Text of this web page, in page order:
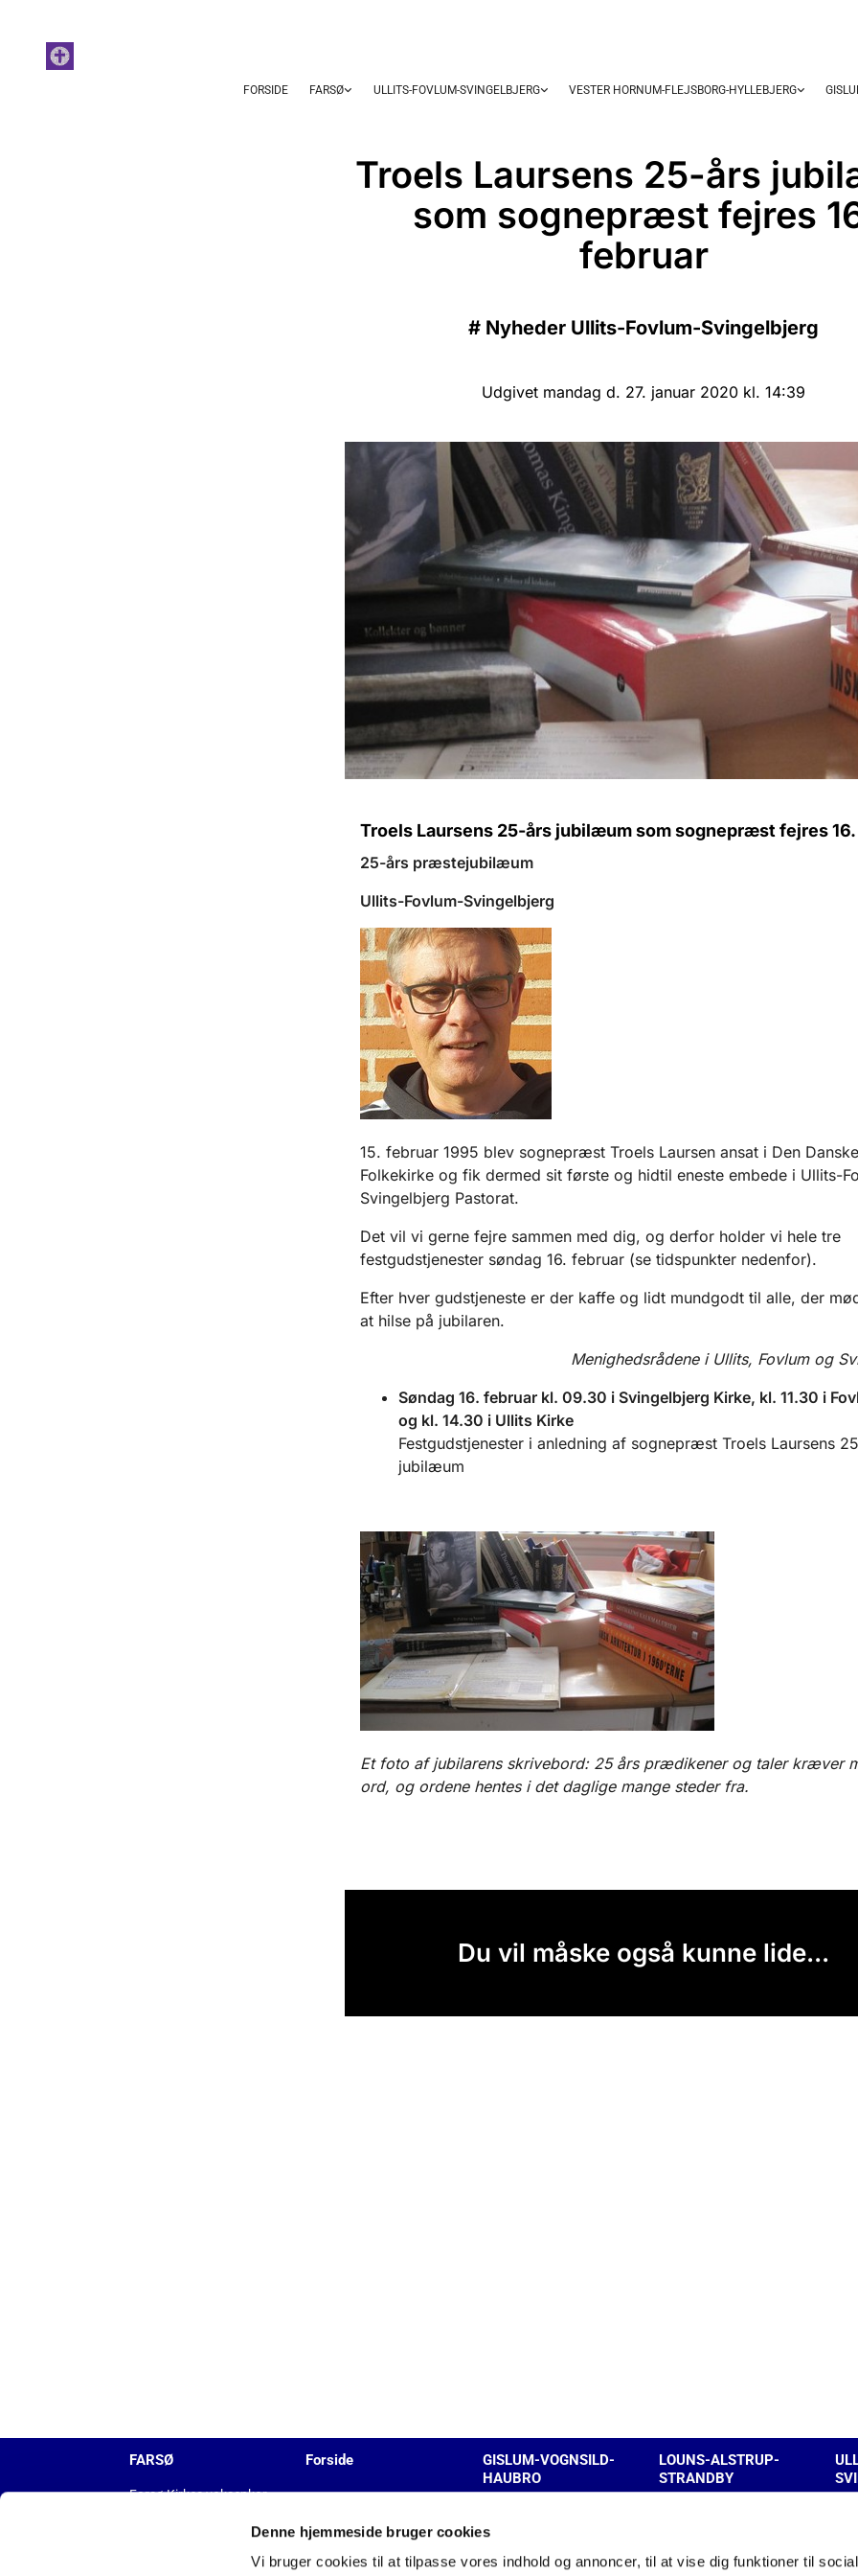
Denne hjemmeside bruger cookies
Vi bruger cookies til at tilpasse vores indhold og annoncer, til at vise dig funktioner til
FORSIDE FARSØ ULLITS-FOVLUM-SVINGELBJERG VESTER HORNUM-FLEJSBORG-HYLLEBJERG
Troels Laursens 25-års
som sognepræst fejres
februar
# Nyheder Ullits-Fovlum-Svingelbjerg
Udgivet mandag d. 27. januar 2020 kl. 14:39
Troels Laursens 25-års jubilæum som sognepræst fejres
25-års præstejubilæum
Ullits-Fovlum-Svingelbjerg
15. februar 1995 blev sognepræst Troels Laursen ansat i Den Danske
Folkekirke og fik dermed sit første og hidtil eneste embede i Ullits-
Svingelbjerg Pastorat.
Det vil vi gerne fejre sammen med dig, og derfor holder vi hele tre
festgudstjenester søndag 16. februar (se tidspunkter nedenfor).
Efter hver gudstjeneste er der kaffe og lidt mundgodt til alle, der
at hilse på jubilaren.
Menighedsrådene i Ullits, Fovlum og
Søndag 16. februar kl. 09.30 i Svingelbjerg Kirke, kl. 11.30 i
og kl. 14.30 i Ullits Kirke
Festgudstjenester i anledning af sognepræst Troels Laursens
jubilæum
Et foto af jubilarens skrivebord: 25 års prædikener og taler kræver
ord, og ordene hentes i det daglige mange steder fra.
Du vil måske også kunne lide...
FARSØ
Farsø Kirkes voksenkor
Forside
GISLUM-VOGNSILD-
HAUBRO
LOUNS-ALSTRUP-
STRANDBY
NYHEDER Kontakt